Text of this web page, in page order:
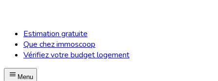
Estimation gratuite
Que chez immoscoop
Vérifiez votre budget logement
Menu